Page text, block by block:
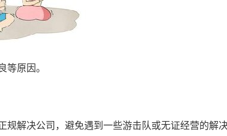
原因。
解决公司，避免遇到一些游击队或无证经营的解